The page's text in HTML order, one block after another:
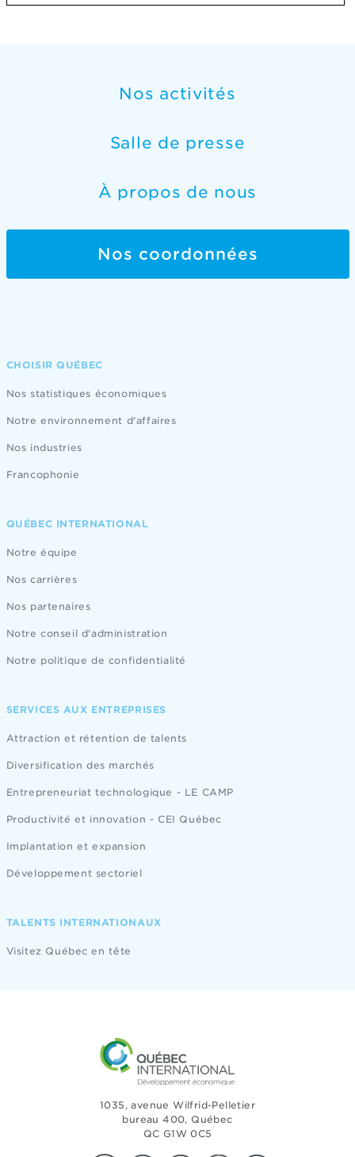
Nos activités
Salle de presse
À propos de nous
Nos coordonnées
CHOISIR QUÉBEC
Nos statistiques économiques
Notre environnement d'affaires
Nos industries
Francophonie
QUÉBEC INTERNATIONAL
Notre équipe
Nos carrières
Nos partenaires
Notre conseil d'administration
Notre politique de confidentialité
SERVICES AUX ENTREPRISES
Attraction et rétention de talents
Diversification des marchés
Entrepreneuriat technologique - LE CAMP
Productivité et innovation - CEI Québec
Implantation et expansion
Développement sectoriel
TALENTS INTERNATIONAUX
Visitez Québec en tête
1035, avenue Wilfrid-Pelletier
bureau 400, Québec
QC G1W 0C5